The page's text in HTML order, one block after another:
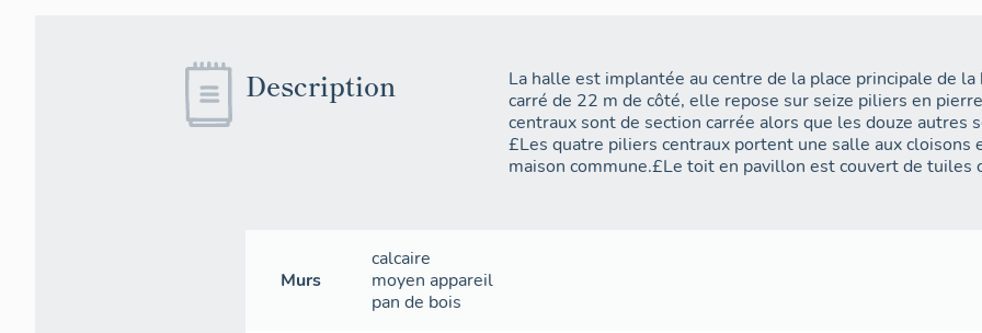
Description
La halle est implantée au centre de la place principale de
carré de 22 m de côté, elle repose sur seize piliers en
centraux sont de section carrée alors que les douze autres
£Les quatre piliers centraux portent une salle aux cloisons
maison commune.£Le toit en pavillon est couvert de tuiles
Murs
calcaire
moyen appareil
pan de bois